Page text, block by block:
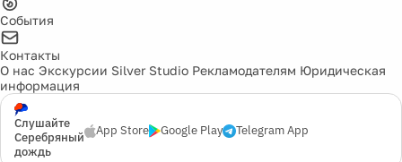
События
Контакты
О нас Экскурсии Silver Studio Рекламодателям Юридическая
информация
Слушайте
Серебряный
дождь
App Store Google Play Telegram App